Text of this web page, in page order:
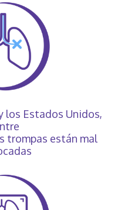
los Estados Unidos,
trompas están mal